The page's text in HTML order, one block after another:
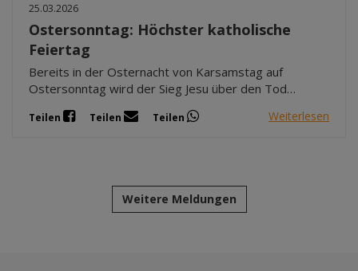
25.03.2026
Ostersonntag: Höchster katholische
Feiertag
Bereits in der Osternacht von Karsamstag auf
Ostersonntag wird der Sieg Jesu über den Tod
die sog. Osterfeuer. An diesem wird die Osterkerze
Teilen Teilen Teilen Weiterlesen
Weitere Meldungen